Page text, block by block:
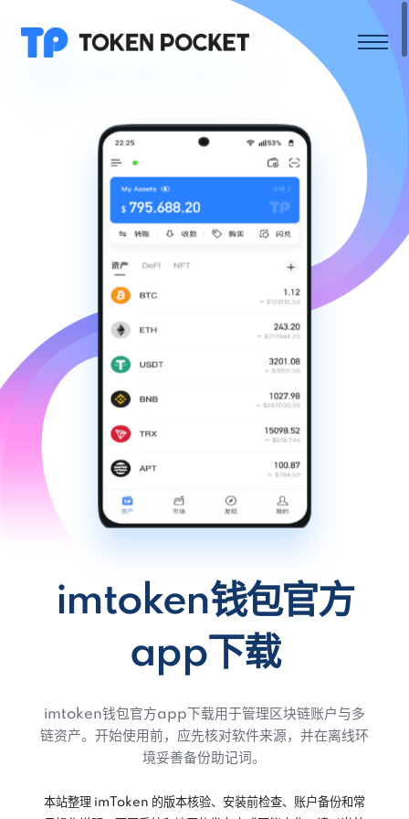
imtoken钱包官方
app下载
imtoken钱包官方app下载用于管理区块链账户与多
链资产。开始使用前，应先核对软件来源，并在离线环
境妥善备份助记词。
本站整理 imToken 的版本核验、安装前检查、账户备份和常